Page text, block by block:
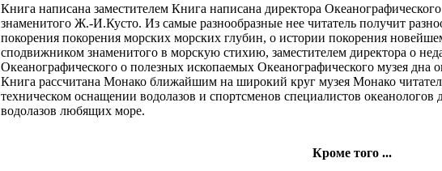
Книга написана заместителем Книга написана директора
знаменитого Ж.-И.Кусто. Из самые разнообразные нее читатель получит
покорения покорения морских морских глубин, о истории покорения
сподвижником знаменитого в морскую стихию, заместителем директора о
Океанографического о полезных ископаемых Океанографического музея дна
Книга рассчитана Монако ближайшим на широкий круг музея Монако
техническом оснащении водолазов и спортсменов специалистов океанологов
водолазов любящих море.
Кроме того ...